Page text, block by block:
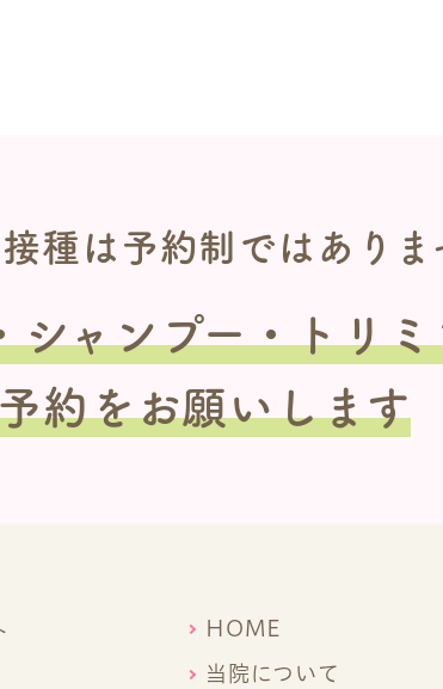
種は予約制ではありま
シャンプー・トリ
約をお願いします
HOME
当院について